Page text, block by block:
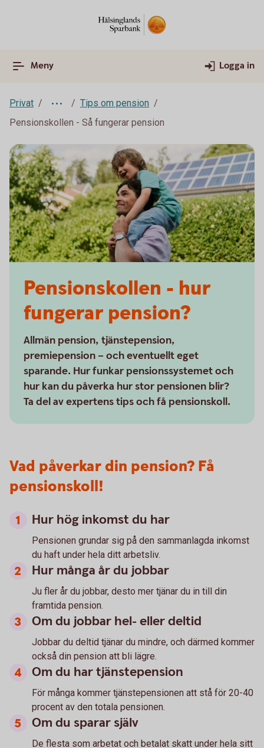
Meny Logga in
Privat
Tips om pension
Pensionskollen - Så fungerar pension
Pensionskollen - hur
fungerar pension?
Allmän pension, tjänstepension,
premiepension – och eventuellt eget
sparande. Hur funkar pensionssystemet och
hur kan du påverka hur stor pensionen blir?
Ta del av expertens tips och få pensionskoll.
Vad påverkar din pension? Få
pensionskoll!
Hur hög inkomst du har
Pensionen grundar sig på den sammanlagda inkomst
du haft under hela ditt arbetsliv.
Hur många år du jobbar
Ju fler år du jobbar, desto mer tjänar du in till din
framtida pension.
Om du jobbar hel- eller deltid
Jobbar du deltid tjänar du mindre, och därmed kommer
också din pension att bli lägre.
Om du har tjänstepension
För många kommer tjänstepensionen att stå för 20-40
procent av den totala pensionen.
Om du sparar själv
De flesta som arbetat och betalat skatt under hela sitt